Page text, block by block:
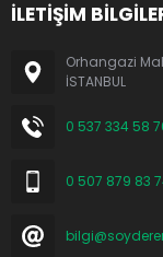
İLETİŞİM
Orhangazi
İSTANBUL
0 537 334 58
0 507 879 83